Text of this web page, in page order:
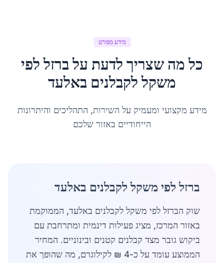
מידע מפורט
כל מה שצריך לדעת עלברזל לפי
משקל לקבלנים באלעד
מידע מקצועי ומעמיק על השירות, התהליכים והיתרונות
הייחודיים באזור שלכם
ברזל לפי משקל לקבלנים באלעד
שוק הברזל לפי משקל לקבלנים באלעד, הממוקמת
באזור המרכז, מציג פעילות דינמית ומתרחבת עם
ביקוש גובר מצד קבלנים קטנים ובינוניים. המחיר
הממוצע עומד על כ-4 ₪ לקילוגרם, מה שהופך את